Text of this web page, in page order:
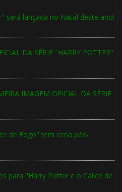
será lançada no Natal deste ano!
DA SÉRIE "HARRY POTTER"
IMAGEM OFICIAL DA SÉRIE
de Fogo" tem cena pós-
para "Harry Potter e o Cálice de